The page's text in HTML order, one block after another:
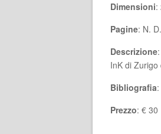
Dimensioni:
Pagine: N. D.
Descrizione
InK di
Bibliografia
Prezzo: € 30